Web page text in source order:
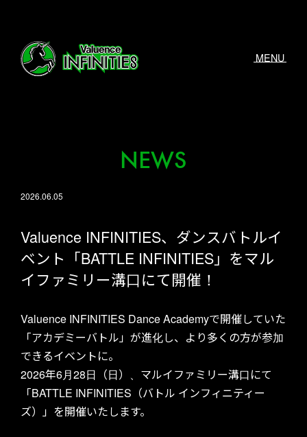
MENU
NEWS
2026.06.05
Valuence INFINITIES、ダンスバトルイ
ベント「BATTLE INFINITIES」をマル
イファミリー溝口にて開催！
Valuence INFINITIES Dance Academyで開催していた
「アカデミーバトル」が進化し、より多くの方が参加
できるイベントに。
2026年6月28日（日）、マルイファミリー溝口にて
「BATTLE INFINITIES（バトル インフィニティー
ズ）」を開催いたします。